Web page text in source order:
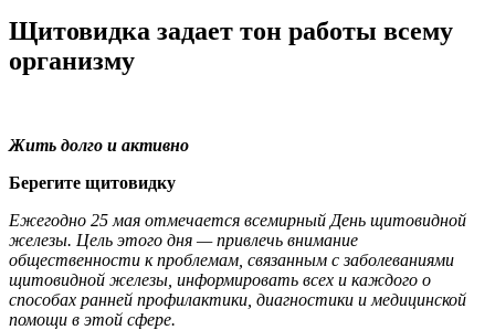
Щитовидка задает тон работы всему
организму
Жить долго и активно
Берегите щитовидку
Ежегодно 25 мая отмечается всемирный День щитовидной
железы. Цель этого дня — привлечь внимание
общественности к проблемам, связанным с заболеваниями
щитовидной железы, информировать всех и каждого о
способах ранней профилактики, диагностики и медицинской
помощи в этой сфере.